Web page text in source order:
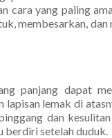
cara yang paling
membesarkan,
panjang dapat
lapisan lemak di
dan
setelah duduk.